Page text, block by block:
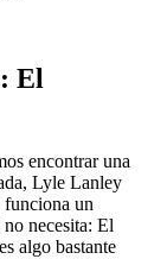
El
encontrar una
Lyle Lanley
funciona un
necesita: El
algo bastante